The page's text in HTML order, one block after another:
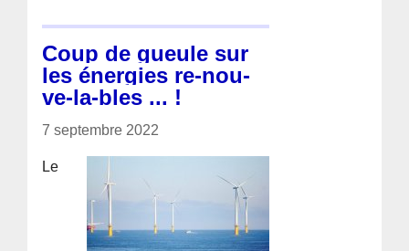
Coup de gueule sur
les énergies re-nou-
ve-la-bles ... !
7 septembre 2022
Le